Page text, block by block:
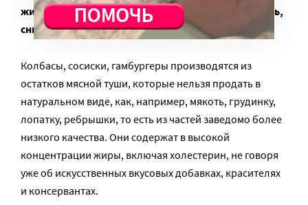
жителей континента можно было бы предупредить,
снизив потребление мясопродуктов.
Колбасы, сосиски, гамбургеры производятся из
остатков мясной туши, которые нельзя продать в
натуральном виде, как, например, мякоть, грудинку,
лопатку, ребрышки, то есть из частей заведомо более
низкого качества. Они содержат в высокой
концентрации жиры, включая холестерин, не говоря
уже об искусственных вкусовых добавках, красителях
и консервантах.